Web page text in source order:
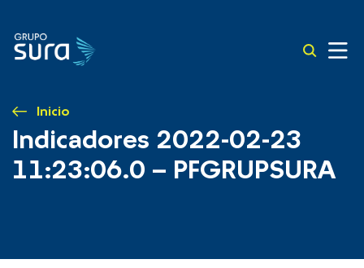
Inicio
Indicadores 2022-02-23
11:23:06.0 – PFGRUPSURA